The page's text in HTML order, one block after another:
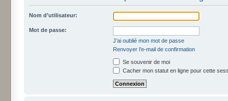
Nom d’utilisateur:
Mot de passe:
J’ai oublié mon mot de passe
Renvoyer l’e-mail de confirmation
Se souvenir de moi
Cacher mon statut en ligne pour cette